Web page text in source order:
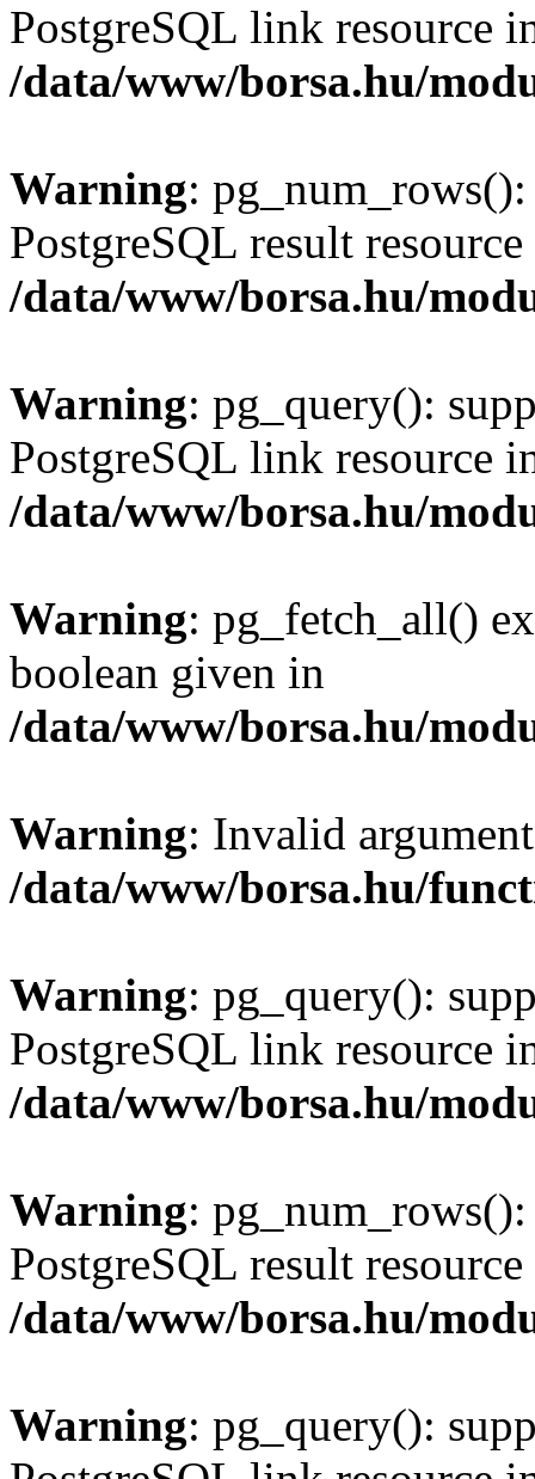
PostgreSQL link resource
/data/www/borsa.hu/
Warning:
PostgreSQL result
/data/www/borsa.hu/
Warning: pg_query():
PostgreSQL link resource
/data/www/borsa.hu/
Warning: pg_fetch_all()
boolean given in
/data/www/borsa.hu/
Warning: Invalid
/data/www/borsa.hu/
Warning: pg_query():
PostgreSQL link resource
/data/www/borsa.hu/
Warning:
PostgreSQL result
/data/www/borsa.hu/
Warning: pg_query():